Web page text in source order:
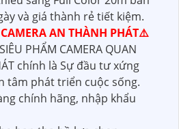
và giá thành rẻ tiết kiệm.
AN THÀNH PHÁT⚠️
PHẨM CAMERA QUAN
chính là Sự đầu tư xứng
tâm phát triển cuộc sống.
chính hãng, nhập khẩu